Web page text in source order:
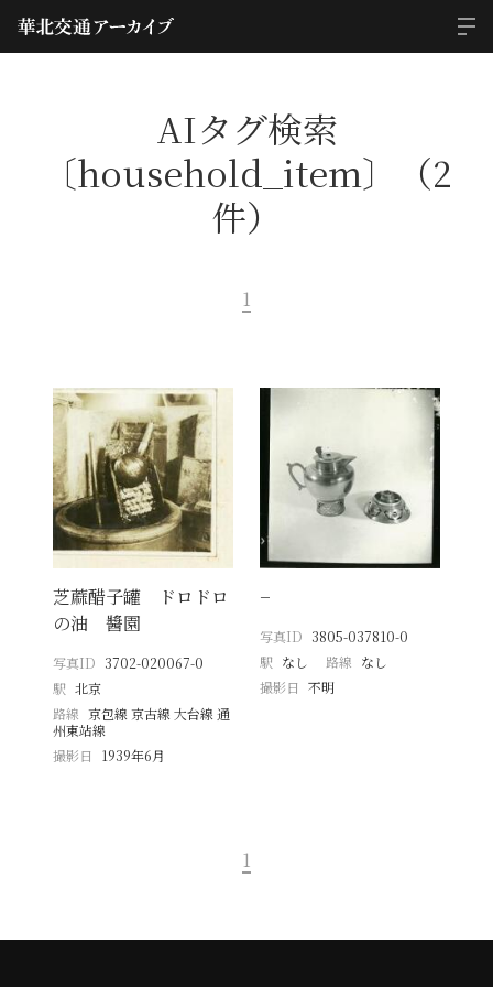
AIタグ検索
〔household_item〕（2
件）
1
芝蔴醋子罐 ドロドロ
の油 醬園
写真ID 3702-020067-0
駅 北京
路線 京包線 京古線 大台線 通
州東站線
撮影日
1939年6月
−
写真ID 3805-037810-0
駅 なし 路線 なし
撮影日 不明
1